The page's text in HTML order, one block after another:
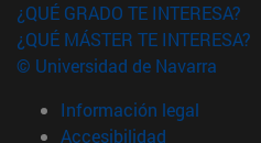
¿QUÉ GRADO TE INTERESA?
¿QUÉ MÁSTER TE INTERESA?
© Universidad de Navarra
Información legal
Accesibilidad